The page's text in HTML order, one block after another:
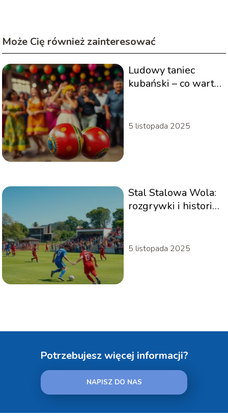
Może Cię również zainteresować
Ludowy taniec
kubański – co warto
5 listopada 2025
Stal Stalowa Wola:
rozgrywki i historia
5 listopada 2025
Potrzebujesz więcej informacji?
NAPISZ DO NAS